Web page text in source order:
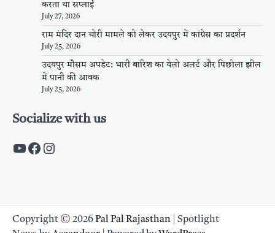
करता था सप्लाई
July 27, 2026
राम मंदिर दान चोरी मामले को लेकर उदयपुर में कांग्रेस का प्रदर्शन
July 25, 2026
उदयपुर मौसम अपडेट: भारी बारिश का येलो अलर्ट और पिछोला झील
में पानी की आवक
July 25, 2026
Socialize with us
https://www.youtube.com/c/
https://www.facebook.com/
Instagram
Copyright © 2026Pal Pal Rajasthan | Spotlight